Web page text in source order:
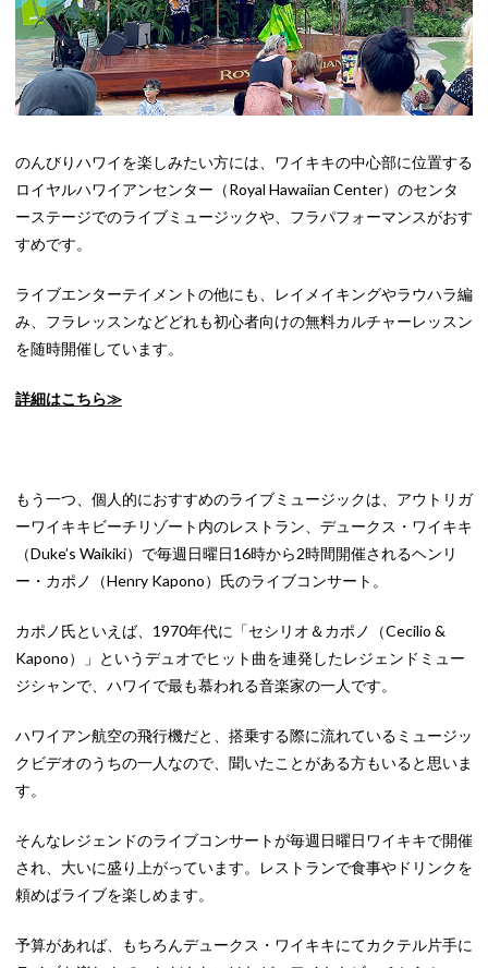
のんびりハワイを楽しみたい方には、ワイキキの中心部に位置する
ロイヤルハワイアンセンター（Royal Hawaiian Center）のセンタ
ーステージでのライブミュージックや、フラパフォーマンスがおす
すめです。
ライブエンターテイメントの他にも、レイメイキングやラウハラ編
み、フラレッスンなどどれも初心者向けの無料カルチャーレッスン
を随時開催しています。
詳細はこちら≫
もう一つ、個人的におすすめのライブミュージックは、アウトリガ
ーワイキキビーチリゾート内のレストラン、デュークス・ワイキキ
（Duke’s Waikiki）で毎週日曜日16時から2時間開催されるヘンリ
ー・カポノ（Henry Kapono）氏のライブコンサート。
カポノ氏といえば、1970年代に「セシリオ＆カポノ（Cecilio &
Kapono）」というデュオでヒット曲を連発したレジェンドミュー
ジシャンで、ハワイで最も慕われる音楽家の一人です。
ハワイアン航空の飛行機だと、搭乗する際に流れているミュージッ
クビデオのうちの一人なので、聞いたことがある方もいると思いま
す。
そんなレジェンドのライブコンサートが毎週日曜日ワイキキで開催
され、大いに盛り上がっています。レストランで食事やドリンクを
頼めばライブを楽しめます。
予算があれば、もちろんデュークス・ワイキキにてカクテル片手に